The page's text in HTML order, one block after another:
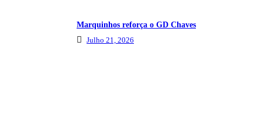
Marquinhos reforça o GD Chaves
Julho 21, 2026